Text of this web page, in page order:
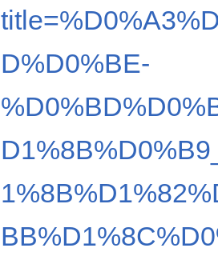
D%D0%BE-